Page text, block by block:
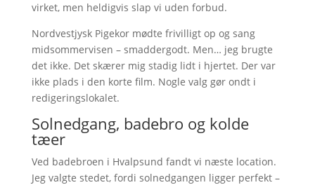
virket, men heldigvis slap vi uden forbud.
Nordvestjysk Pigekor mødte frivilligt op og sang
midsommervisen – smaddergodt. Men… jeg brugte
det ikke. Det skærer mig stadig lidt i hjertet. Der var
ikke plads i den korte film. Nogle valg gør ondt i
redigeringslokalet.
Solnedgang, badebro og kolde
tæer
Ved badebroen i Hvalpsund fandt vi næste location.
Jeg valgte stedet, fordi solnedgangen ligger perfekt –